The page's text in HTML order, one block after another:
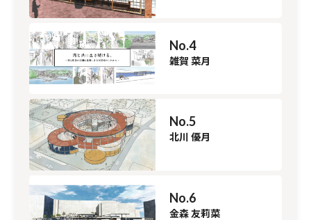
No.4
雑賀 菜月
No.5
北川 優月
No.6
金森 友莉菜